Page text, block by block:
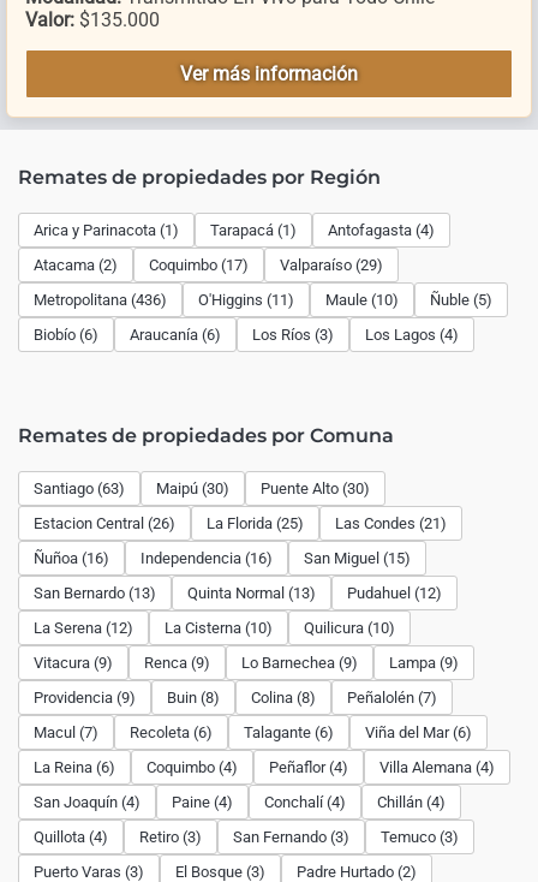
Valor: $135.000
Ver más información
Remates de propiedades por Región
Arica y Parinacota (1) Tarapacá (1)
Antofagasta (4)
Atacama (2)
Coquimbo (17)
Valparaíso (29)
Metropolitana (436)
O'Higgins (11) Maule (10)
Ñuble (5)
Biobío (6)
Araucanía (6) Los Ríos (3) Los Lagos (4)
Remates de propiedades por Comuna
Santiago (63) Maipú (30)
Puente Alto (30)
Estacion Central (26)
La Florida (25)
Las Condes (21)
Ñuñoa (16)
Independencia (16)
San Miguel (15)
San Bernardo (13)
Quinta Normal (13)
Pudahuel (12)
La Serena (12)
La Cisterna (10)
Quilicura (10)
Vitacura (9)
Renca (9) Lo Barnechea (9)
Lampa (9)
Providencia (9)
Buin (8) Colina (8)
Peñalolén (7)
Macul (7)
Recoleta (6) Talagante (6)
Viña del Mar (6)
La Reina (6)
Coquimbo (4) Peñaflor (4)
Villa Alemana (4)
San Joaquín (4)
Paine (4) Conchalí (4)
Chillán (4)
Quillota (4)
Retiro (3) San Fernando (3)
Temuco (3)
Puerto Varas (3)
El Bosque (3)
Padre Hurtado (2)